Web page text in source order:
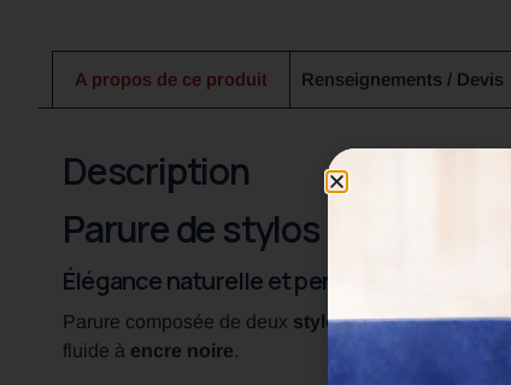
A propos de ce produit Renseignements / Devis
Description
Parure de stylos en bambou
Élégance naturelle et personnalisable
Parure composée de deux stylos à billeen bambou
fluide à encre noire.